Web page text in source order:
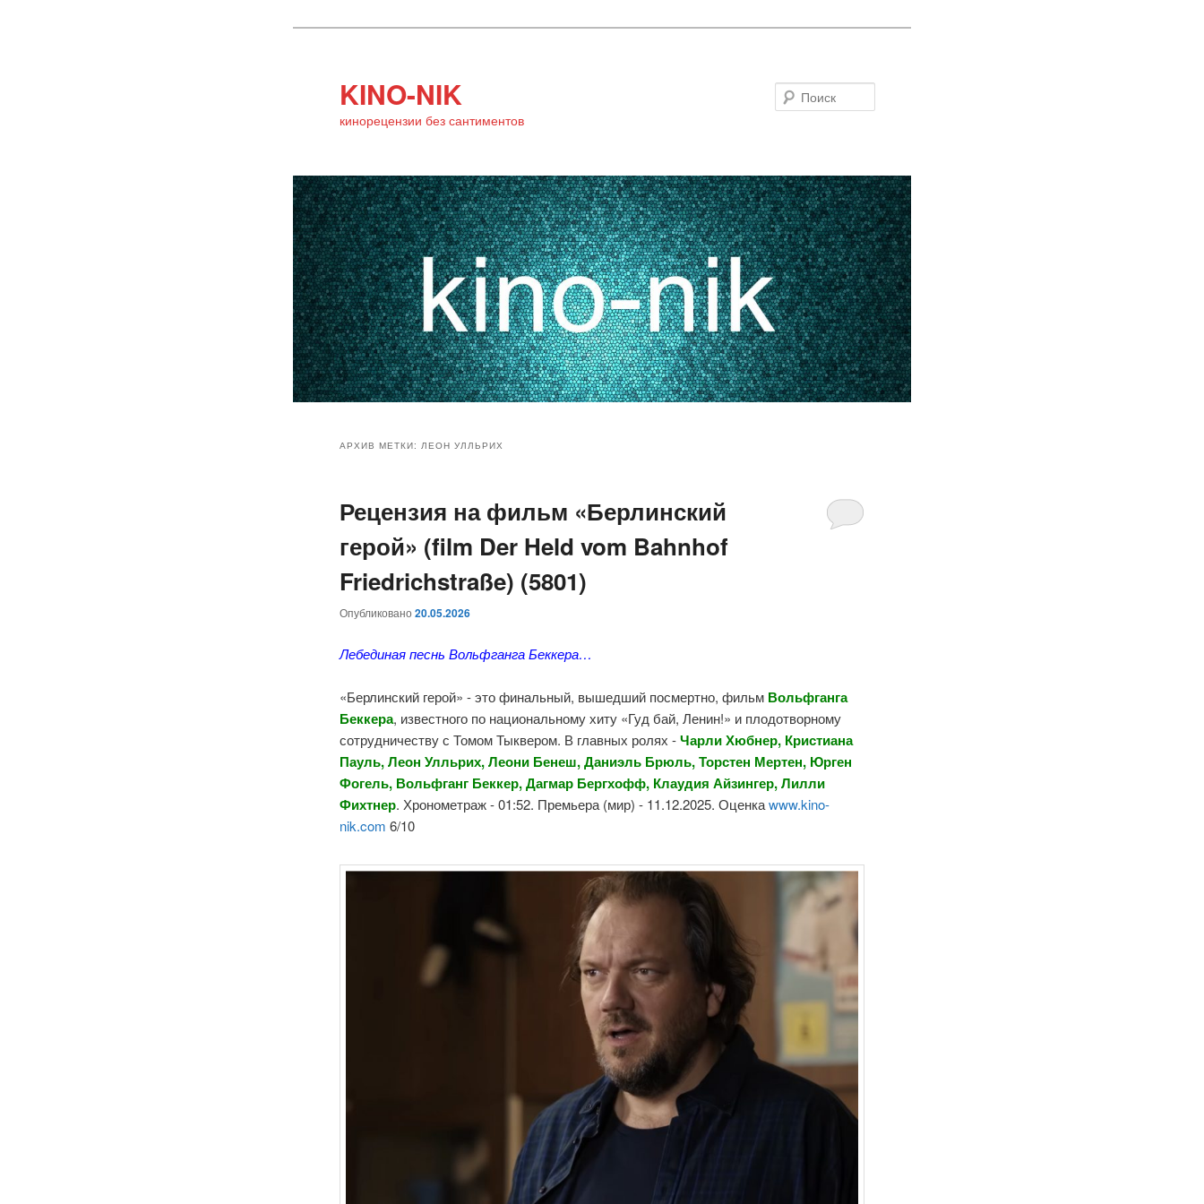
KINO-NIK
кинорецензии без сантиментов
основному
содержимому
дополнительному
содержимому
АРХИВ МЕТКИ: ЛЕОН УЛЛЬРИХ
Рецензия на фильм «Берлинский
герой» (film Der Held vom Bahnhof
Friedrichstraße) (5801)
Опубликовано20.05.2026
Лебединая песнь Вольфганга Беккера…
«Берлинский герой» - это финальный, вышедший посмертно, фильм Вольфганга
Беккера, известного по национальному хиту «Гуд бай, Ленин!» и плодотворному
сотрудничеству с Томом Тыквером. В главных ролях -Чарли Хюбнер, Кристиана
Пауль, Леон Улльрих, Леони Бенеш, Даниэль Брюль, Торстен Мертен, Юрген
Фогель, Вольфганг Беккер, Дагмар Бергхофф, Клаудия Айзингер, Лилли
Фихтнер. Хронометраж - 01:52. Премьера (мир) - 11.12.2025. Оценкаwww.kino-
nik.com 6/10